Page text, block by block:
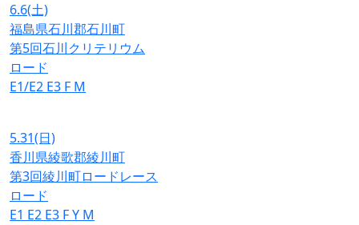
6.6(土)
福島県石川郡石川町
第5回石川クリテリウム
ロード
E1/E2 E3 F M
5.31(日)
香川県綾歌郡綾川町
第3回綾川町ロードレース
ロード
E1 E2 E3 FY M